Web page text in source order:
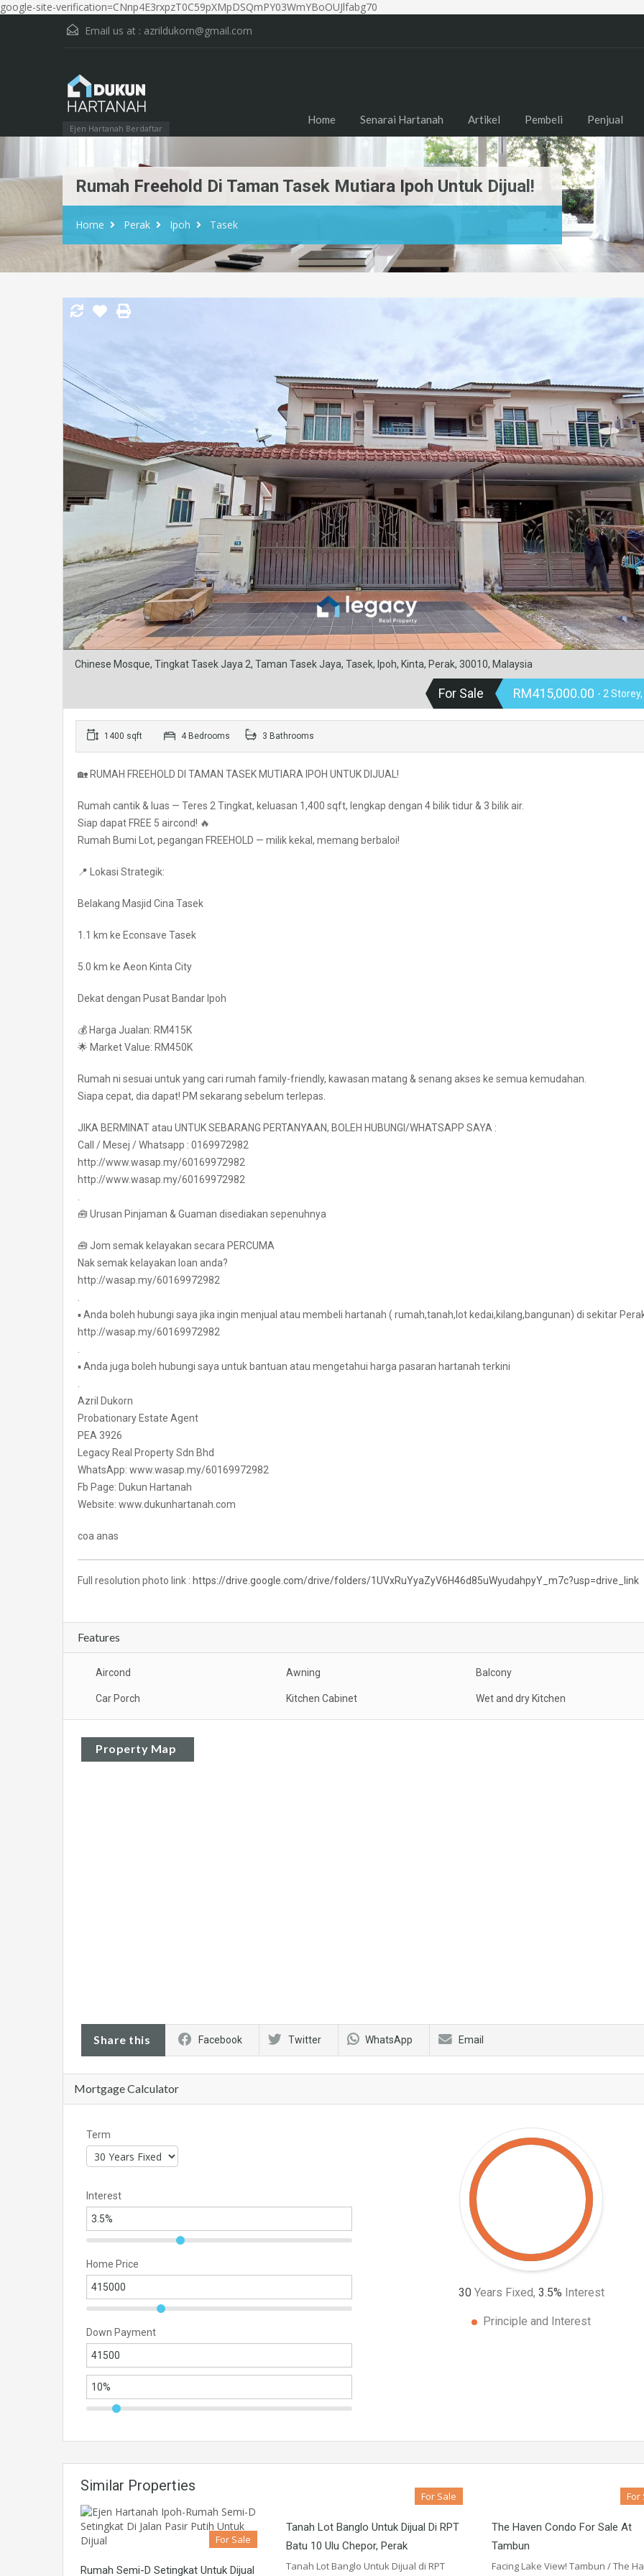
google-site-verification=CNnp4E3rxpzT0C59pXMpDSQmPY03WmYBoOUJlfabg70
Email us at : azrildukorn@gmail.com
Ejen Hartanah Berdaftar
Home Senarai Hartanah Artikel Pembeli Penjual
Rumah Freehold Di Taman Tasek Mutiara Ipoh Untuk Dijual!
Home Perak Ipoh Tasek
Chinese Mosque, Tingkat Tasek Jaya 2, Taman Tasek Jaya, Tasek, Ipoh, Kinta, Perak, 30010, Malaysia
For Sale RM415,000.00 - 2
1400 sqft 4 Bedrooms 3 Bathrooms
🏡 RUMAH FREEHOLD DI TAMAN TASEK MUTIARA IPOH UNTUK DIJUAL!
Rumah cantik & luas — Teres 2 Tingkat, keluasan 1,400 sqft, lengkap dengan 4 bilik tidur & 3 bilik air.
Siap dapat FREE 5 aircond! 🔥
Rumah Bumi Lot, pegangan FREEHOLD — milik kekal, memang berbaloi!
📍 Lokasi Strategik:
Belakang Masjid Cina Tasek
1.1 km ke Econsave Tasek
5.0 km ke Aeon Kinta City
Dekat dengan Pusat Bandar Ipoh
💰 Harga Jualan: RM415K
🌟 Market Value: RM450K
Rumah ni sesuai untuk yang cari rumah family-friendly, kawasan matang & senang akses ke semua kemudahan.
Siapa cepat, dia dapat! PM sekarang sebelum terlepas.
JIKA BERMINAT atau UNTUK SEBARANG PERTANYAAN, BOLEH HUBUNGI/WHATSAPP SAYA :
Call / Mesej / Whatsapp : 0169972982
http://www.wasap.my/60169972982
http://www.wasap.my/60169972982
🧰 Urusan Pinjaman & Guaman disediakan sepenuhnya
🧰 Jom semak kelayakan secara PERCUMA
Nak semak kelayakan loan anda?
http://wasap.my/60169972982
▪ Anda boleh hubungi saya jika ingin menjual atau membeli hartanah ( rumah,tanah,lot kedai,kilang,bangunan) di sekitar
http://wasap.my/60169972982
▪ Anda juga boleh hubungi saya untuk bantuan atau mengetahui harga pasaran hartanah terkini
Azril Dukorn
Probationary Estate Agent
PEA 3926
Legacy Real Property Sdn Bhd
WhatsApp: www.wasap.my/60169972982
Fb Page: Dukun Hartanah
Website: www.dukunhartanah.com
coa anas
Full resolution photo link : https://drive.google.com/drive/folders/1UVxRuYyaZyV6H46d85uWyudahpyY_m7c?usp=drive_link
Features
Aircond Awning Balcony
Car Porch Kitchen Cabinet Wet and dry Kitchen
Property Map
Share this Facebook Twitter WhatsApp Email
Mortgage Calculator
Term
Interest
Home Price
Down Payment
30 Years Fixed, 3.5% Interest
Principle and Interest
Similar Properties
For Sale
Rumah Semi-D Setingkat Untuk Dijual
For Sale
Tanah Lot Banglo Untuk Dijual Di RPT
Batu 10 Ulu Chepor, Perak
Tanah Lot Banglo Untuk Dijual di RPT
For
The Haven Condo For Sale At
Tambun
Facing Lake View! Tambun / The